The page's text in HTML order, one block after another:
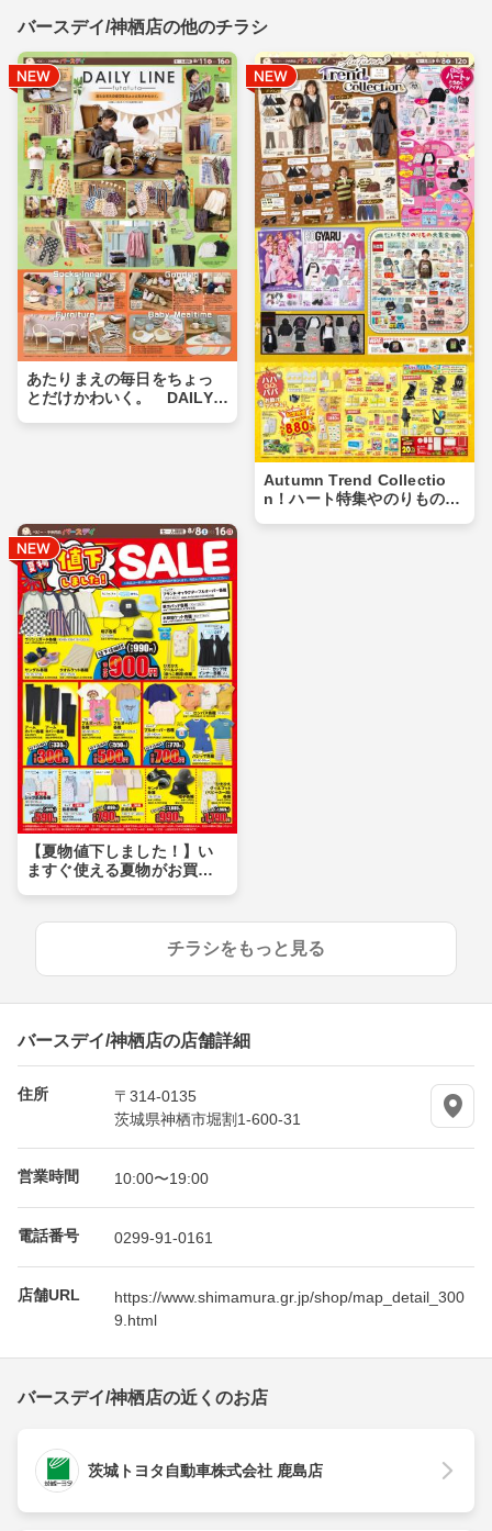
バースデイ/神栖店の他のチラシ
あたりまえの毎日をちょっ
とだけかわいく。 DAILY L
Autumn Trend Collectio
n！ハート特集やのりもの特
【夏物値下しました！】い
ますぐ使える夏物がお買い
チラシをもっと見る
バースデイ/神栖店の店舗詳細
住所
〒314-0135
茨城県神栖市堀割1-600-31
営業時間 10:00〜19:00
電話番号 0299-91-0161
店舗URL
https://www.shimamura.gr.jp/shop/map_detail_300
9.html
バースデイ/神栖店の近くのお店
茨城トヨタ自動車株式会社 鹿島店